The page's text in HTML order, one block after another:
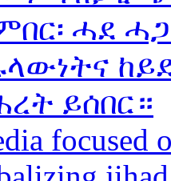
ሓደ
ይሰበር።
focused